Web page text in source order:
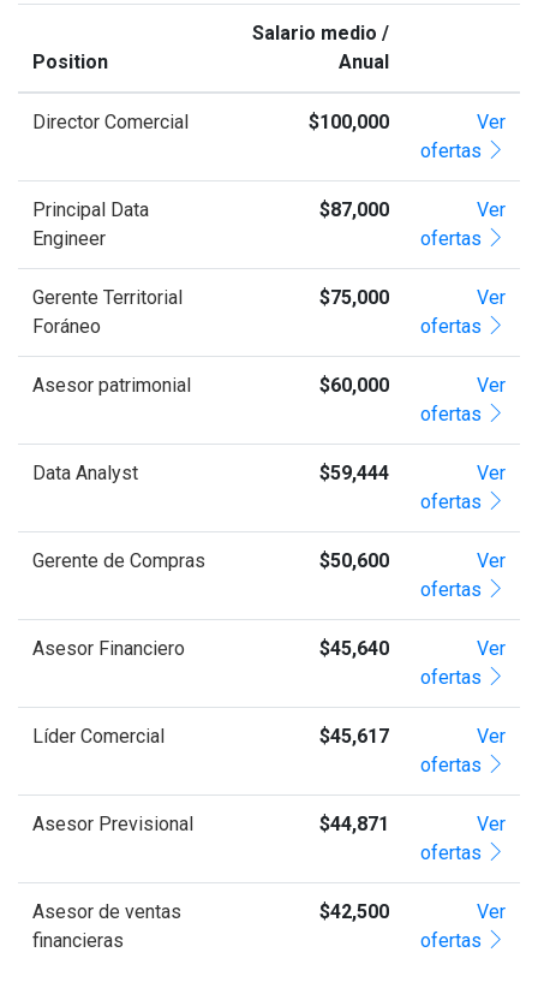
Position
Salario medio /
Anual
Director Comercial $100,000
Ver
ofertas
Principal Data
Engineer
$87,000
Ver
ofertas
Gerente Territorial
Foráneo
$75,000
Ver
ofertas
Asesor patrimonial $60,000
Ver
ofertas
Data Analyst $59,444
Ver
ofertas
Gerente de Compras $50,600
Ver
ofertas
Asesor Financiero $45,640
Ver
ofertas
Líder Comercial $45,617
Ver
ofertas
Asesor Previsional $44,871
Ver
ofertas
Asesor de ventas
financieras
$42,500
Ver
ofertas